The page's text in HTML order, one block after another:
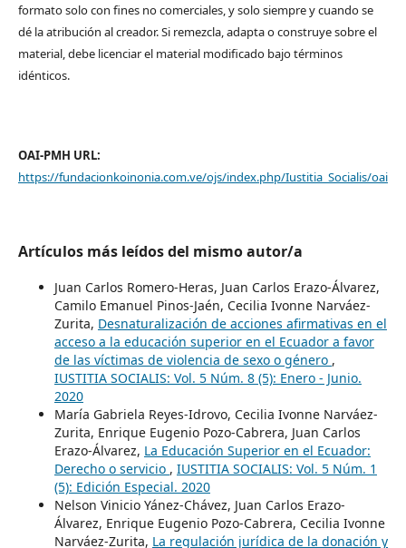
formato solo con fines no comerciales, y solo siempre y cuando se
dé la atribución al creador. Si remezcla, adapta o construye sobre el
material, debe licenciar el material modificado bajo términos
idénticos.
OAI-PMH URL:
https://fundacionkoinonia.com.ve/ojs/index.php/Iustitia_Socialis/oai
Artículos más leídos del mismo autor/a
Juan Carlos Romero-Heras, Juan Carlos Erazo-Álvarez,
Camilo Emanuel Pinos-Jaén, Cecilia Ivonne Narváez-
Zurita, Desnaturalización de acciones afirmativas en el
acceso a la educación superior en el Ecuador a favor
de las víctimas de violencia de sexo o género ,
IUSTITIA SOCIALIS: Vol. 5 Núm. 8 (5): Enero - Junio.
2020
María Gabriela Reyes-Idrovo, Cecilia Ivonne Narváez-
Zurita, Enrique Eugenio Pozo-Cabrera, Juan Carlos
Erazo-Álvarez, La Educación Superior en el Ecuador:
Derecho o servicio , IUSTITIA SOCIALIS: Vol. 5 Núm. 1
(5): Edición Especial. 2020
Nelson Vinicio Yánez-Chávez, Juan Carlos Erazo-
Álvarez, Enrique Eugenio Pozo-Cabrera, Cecilia Ivonne
Narváez-Zurita, La regulación jurídica de la donación y